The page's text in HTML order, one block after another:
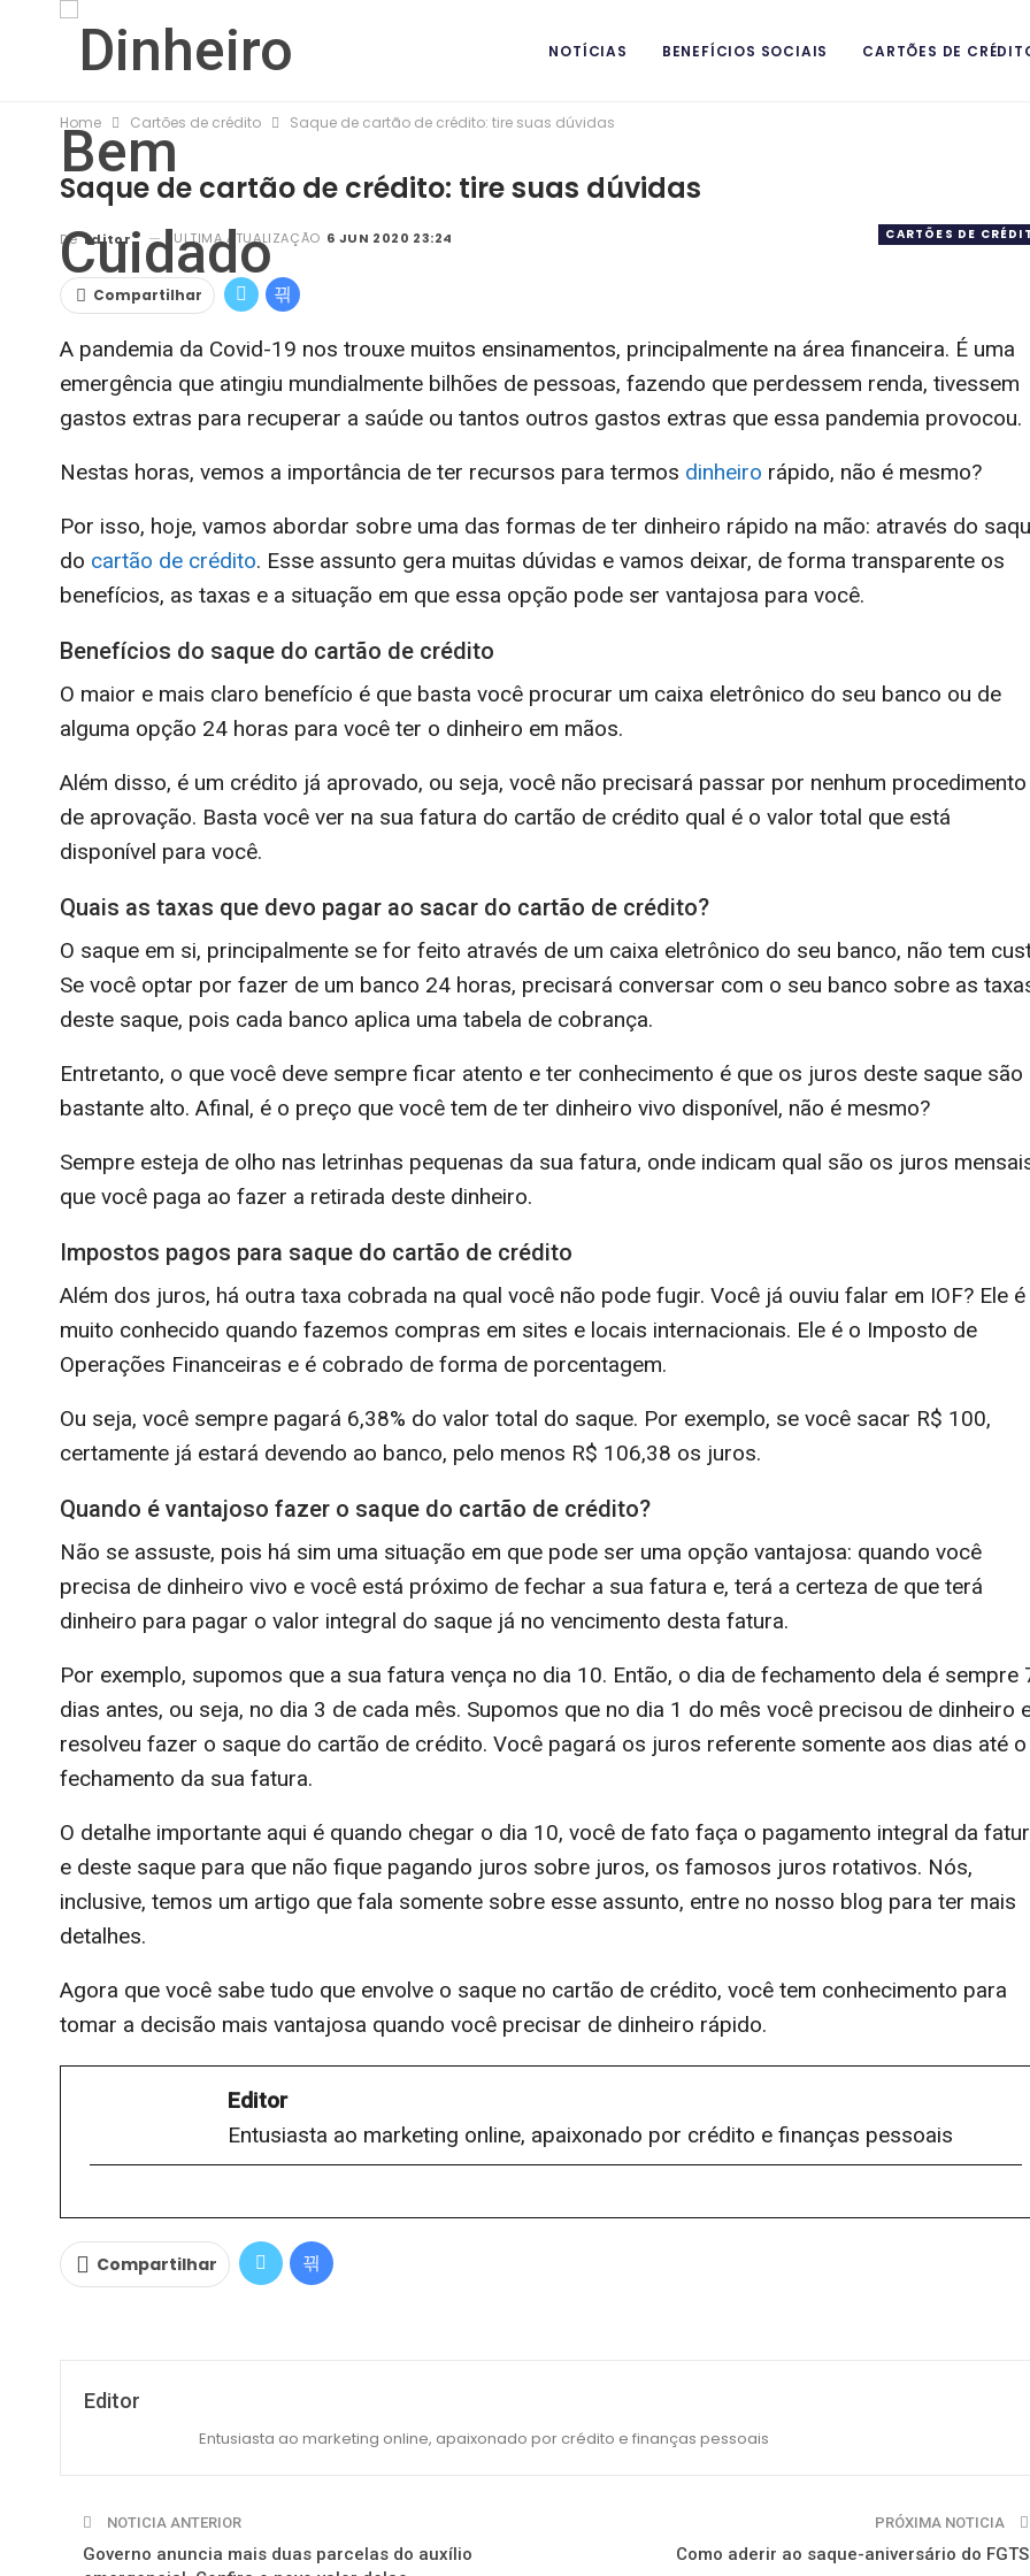
NOTÍCIAS BENEFÍCIOS SOCIAIS CARTÕES DE
Home Cartões de crédito Saque de cartão de crédito: tire suas dúvidas
Saque de cartão de crédito: tire suas dúvidas
CARTÕES DE
DeEditor ULTIMA ATUALIZAÇÃO 6 JUN 2020 23:24
Compartilhar
A pandemia da Covid-19 nos trouxe muitos ensinamentos, principalmente na área financeira. É uma
emergência que atingiu mundialmente bilhões de pessoas, fazendo que perdessem renda, tivessem
gastos extras para recuperar a saúde ou tantos outros gastos extras que essa pandemia provocou.
Nestas horas, vemos a importância de ter recursos para termos dinheiro rápido, não é mesmo?
Por isso, hoje, vamos abordar sobre uma das formas de ter dinheiro rápido na mão: através do
do cartão de crédito. Esse assunto gera muitas dúvidas e vamos deixar, de forma transparente os
benefícios, as taxas e a situação em que essa opção pode ser vantajosa para você.
Benefícios do saque do cartão de crédito
O maior e mais claro benefício é que basta você procurar um caixa eletrônico do seu banco ou de
alguma opção 24 horas para você ter o dinheiro em mãos.
Além disso, é um crédito já aprovado, ou seja, você não precisará passar por nenhum procedimento
de aprovação. Basta você ver na sua fatura do cartão de crédito qual é o valor total que está
disponível para você.
Quais as taxas que devo pagar ao sacar do cartão de crédito?
O saque em si, principalmente se for feito através de um caixa eletrônico do seu banco, não tem
Se você optar por fazer de um banco 24 horas, precisará conversar com o seu banco sobre as
deste saque, pois cada banco aplica uma tabela de cobrança.
Entretanto, o que você deve sempre ficar atento e ter conhecimento é que os juros deste saque são
bastante alto. Afinal, é o preço que você tem de ter dinheiro vivo disponível, não é mesmo?
Sempre esteja de olho nas letrinhas pequenas da sua fatura, onde indicam qual são os juros
que você paga ao fazer a retirada deste dinheiro.
Impostos pagos para saque do cartão de crédito
Além dos juros, há outra taxa cobrada na qual você não pode fugir. Você já ouviu falar em IOF? Ele é
muito conhecido quando fazemos compras em sites e locais internacionais. Ele é o Imposto de
Operações Financeiras e é cobrado de forma de porcentagem.
Ou seja, você sempre pagará 6,38% do valor total do saque. Por exemplo, se você sacar R$ 100,
certamente já estará devendo ao banco, pelo menos R$ 106,38 os juros.
Quando é vantajoso fazer o saque do cartão de crédito?
Não se assuste, pois há sim uma situação em que pode ser uma opção vantajosa: quando você
precisa de dinheiro vivo e você está próximo de fechar a sua fatura e, terá a certeza de que terá
dinheiro para pagar o valor integral do saque já no vencimento desta fatura.
Por exemplo, supomos que a sua fatura vença no dia 10. Então, o dia de fechamento dela é sempre
dias antes, ou seja, no dia 3 de cada mês. Supomos que no dia 1 do mês você precisou de dinheiro
resolveu fazer o saque do cartão de crédito. Você pagará os juros referente somente aos dias até o
fechamento da sua fatura.
O detalhe importante aqui é quando chegar o dia 10, você de fato faça o pagamento integral da
e deste saque para que não fique pagando juros sobre juros, os famosos juros rotativos. Nós,
inclusive, temos um artigo que fala somente sobre esse assunto, entre no nosso blog para ter mais
detalhes.
Agora que você sabe tudo que envolve o saque no cartão de crédito, você tem conhecimento para
tomar a decisão mais vantajosa quando você precisar de dinheiro rápido.
Editor
Entusiasta ao marketing online, apaixonado por crédito e finanças pessoais
Compartilhar
Editor
Entusiasta ao marketing online, apaixonado por crédito e finanças pessoais
NOTICIA ANTERIOR
Governo anuncia mais duas parcelas do auxílio
PRÓXIMA NOTICIA
Como aderir ao saque-aniversário do FGTS